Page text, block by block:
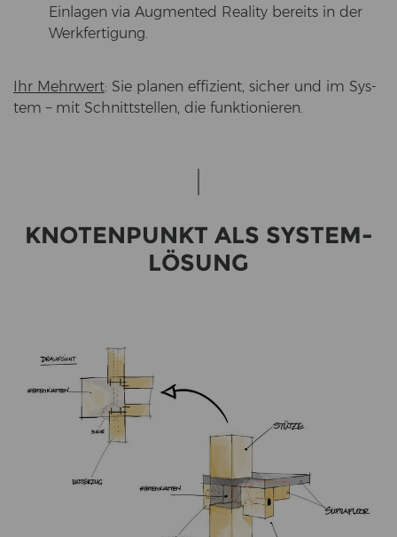
Ein­la­gen via Aug­men­ted Rea­li­ty be­reits in der
Werk­fer­ti­gung.
Ihr Mehr­wert: Sie pla­nen ef­fi­zi­ent, si­cher und im Sys­
tem – mit Schnitt­stel­len, die funk­tio­nie­ren.
KNO­TEN­PUNKT ALS SYS­TEM­
LÖ­SUNG